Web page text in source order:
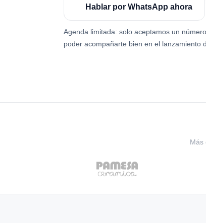
Hablar por WhatsApp ahora
Agenda limitada: solo aceptamos un
poder acompañarte bien en el lanzamiento
Más